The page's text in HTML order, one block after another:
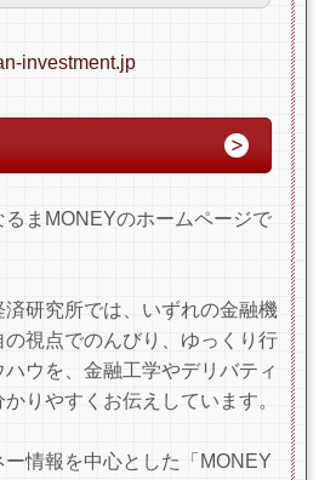
investment.jp
まMONEYのホームページで
研究所では、いずれの金融機
視点でのんびり、ゆっくり行
ウを、金融工学やデリバティ
りやすくお伝えしています。
ー情報を中心とした「MONEY